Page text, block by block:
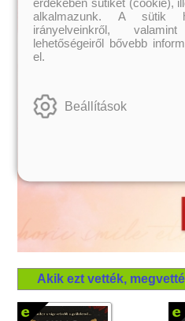
Akik ezt vették,
alkalmazunk. A sütik
irányelveinkről,
lehetőségeiről bővebb
el.
Beállítások